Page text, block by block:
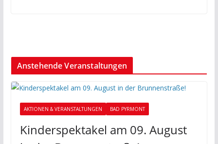
Anstehende Veranstaltungen
AKTIONEN & VERANSTALTUNGEN BAD PYRMONT
Kinderspektakel am 09. August